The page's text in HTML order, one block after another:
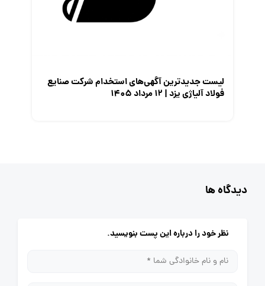
لیست جدیدترین آگهی‌های استخدام شرکت صنایع
فولاد آلیاژی یزد | ۱۲ مرداد ۱۴۰۵
دیدگاه ها
نظر خود را درباره این پست بنویسید.